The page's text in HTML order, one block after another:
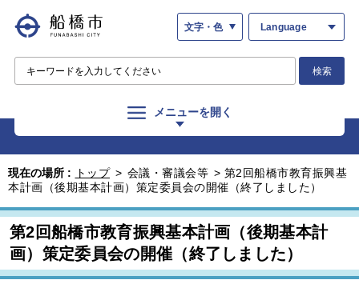
文字・色 Language
検索
メニューを開く
現在の場所 : トップ > 会議・審議会等 > 第2回船橋市教育振興基
本計画（後期基本計画）策定委員会の開催（終了しました）
第2回船橋市教育振興基本計画（後期基本計
画）策定委員会の開催（終了しました）